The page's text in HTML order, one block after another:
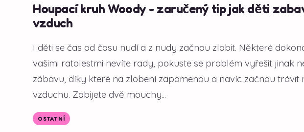
Houpací kruh Woody - zaručený tip jak děti
vzduch
I děti se čas od času nudí a z nudy začnou zlobit. Některé
vašimi ratolestmi nevíte rady, pokuste se problém vyřešit jinak
zábavu, díky které na zlobení zapomenou a navíc začnou trávit
vzduchu. Zabijete dvě mouchy...
OSTATNÍ